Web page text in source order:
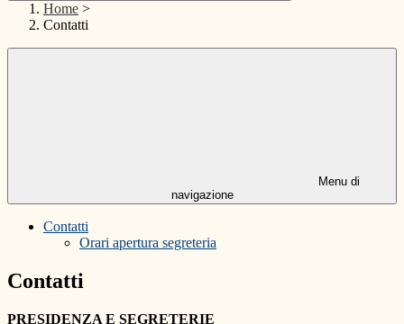
Home >
Contatti
Menu di
navigazione
Contatti
Orari apertura segreteria
Contatti
PRESIDENZA E SEGRETERIE